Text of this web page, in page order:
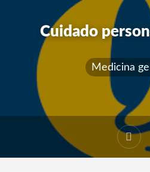
Cuidado
Medicina